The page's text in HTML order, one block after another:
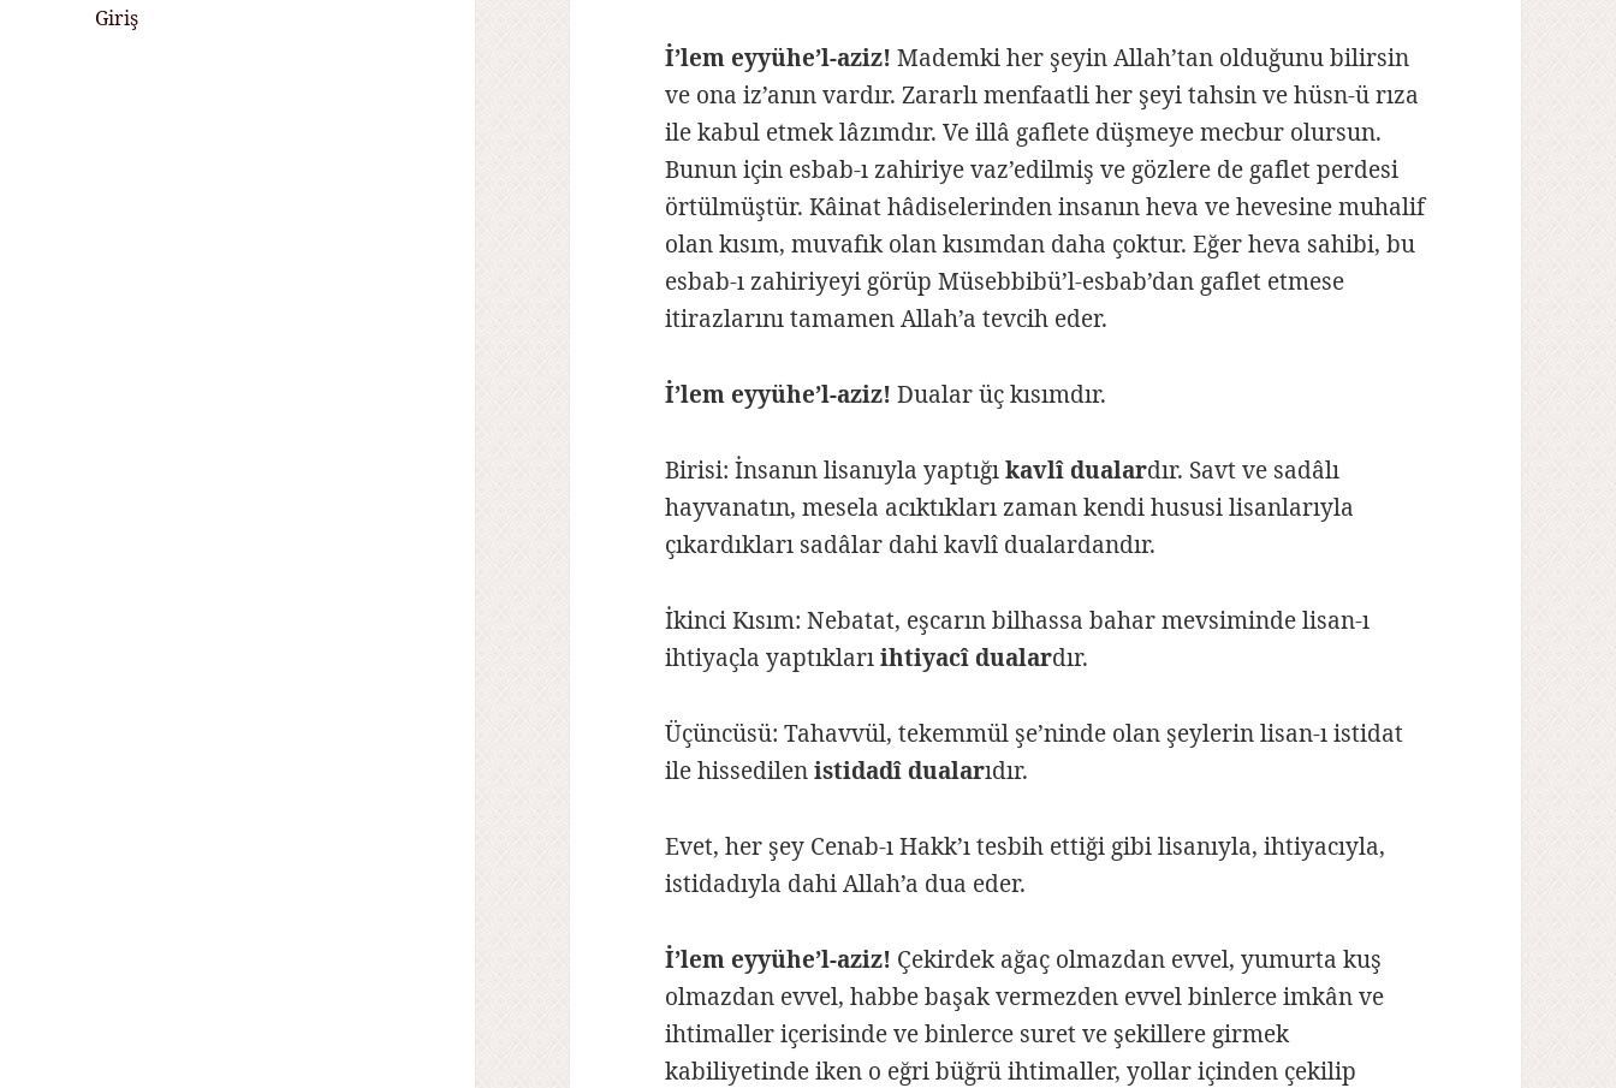
Giriş
İ’lem eyyühe’l-aziz! Mademki her şeyin Allah’tan olduğunu bilirsin
ve ona iz’anın vardır. Zararlı menfaatli her şeyi tahsin ve hüsn-ü rıza
ile kabul etmek lâzımdır. Ve illâ gaflete düşmeye mecbur olursun.
Bunun için esbab-ı zahiriye vaz’edilmiş ve gözlere de gaflet perdesi
örtülmüştür. Kâinat hâdiselerinden insanın heva ve hevesine muhalif
olan kısım, muvafık olan kısımdan daha çoktur. Eğer heva sahibi, bu
esbab-ı zahiriyeyi görüp Müsebbibü’l-esbab’dan gaflet etmese
itirazlarını tamamen Allah’a tevcih eder.
İ’lem eyyühe’l-aziz! Dualar üç kısımdır.
Birisi: İnsanın lisanıyla yaptığıkavlî dualardır. Savt ve sadâlı
hayvanatın, mesela acıktıkları zaman kendi hususi lisanlarıyla
çıkardıkları sadâlar dahi kavlî dualardandır.
İkinci Kısım: Nebatat, eşcarın bilhassa bahar mevsiminde lisan-ı
ihtiyaçla yaptıklarıihtiyacî dualardır.
Üçüncüsü: Tahavvül, tekemmül şe’ninde olan şeylerin lisan-ı istidat
ile hissedilenistidadî dualarıdır.
Evet, her şey Cenab-ı Hakk’ı tesbih ettiği gibi lisanıyla, ihtiyacıyla,
istidadıyla dahi Allah’a dua eder.
İ’lem eyyühe’l-aziz! Çekirdek ağaç olmazdan evvel, yumurta kuş
olmazdan evvel, habbe başak vermezden evvel binlerce imkân ve
ihtimaller içerisinde ve binlerce suret ve şekillere girmek
kabiliyetinde iken o eğri büğrü ihtimaller, yollar içinden çekilip